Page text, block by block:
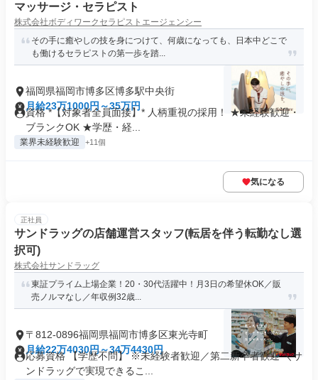
マッサージ・セラピスト
株式会社ボディワークセラピストエージェンシー
その手に癒やしの技を身につけて、何歳になっても、日本中どこで
も働けるセラピストの第一歩を踏...
福岡県福岡市博多区博多駅中央街
月給23万1000円～35万円
資格 *【対象者全員面接】* 人柄重視の採用！ ★未経験歓迎・
ブランクOK ★学歴・経...
業界未経験歓迎 +11個
気になる
正社員
サンドラッグの店舗運営スタッフ(転居を伴う転勤なし選
択可)
株式会社サンドラッグ
東証プライム上場企業！20・30代活躍中！月3日の希望休OK／販
売ノルマなし／年収例32歳...
〒812-0896福岡県福岡市博多区東光寺町
月給22万4030円～34万4430円
応募資格 【学歴不問】 ※未経験者歓迎／第二新卒者歓迎 ＼サ
ンドラッグで実現できるこ...